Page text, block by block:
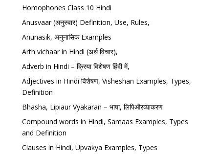
Homophones Class 10 Hindi
Anusvaar (अनुस्वार) Definition, Use, Rules,
Anunasik, अनुनासिक Examples
Arth vichaar in Hindi (अर्थ विचार),
Adverb in Hindi – क्रिया विशेषण हिंदी में,
Adjectives in Hindi विशेषण, Visheshan Examples, Types,
Definition
Bhasha, Lipiaur Vyakaran – भाषा, लिपिऔरव्याकरण
Compound words in Hindi, Samaas Examples, Types
and Definition
Clauses in Hindi, Upvakya Examples, Types